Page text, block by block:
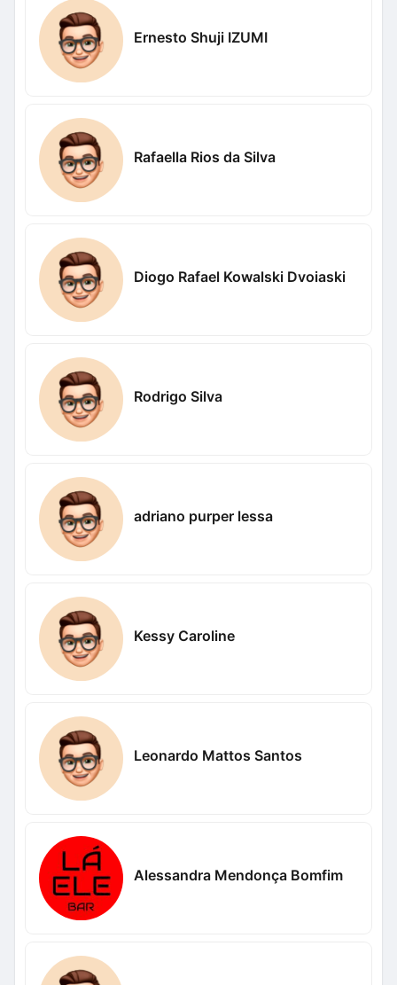
Ernesto Shuji IZUMI
Rafaella Rios da Silva
Diogo Rafael Kowalski Dvoiaski
Rodrigo Silva
adriano purper lessa
Kessy Caroline
Leonardo Mattos Santos
Alessandra Mendonça Bomfim